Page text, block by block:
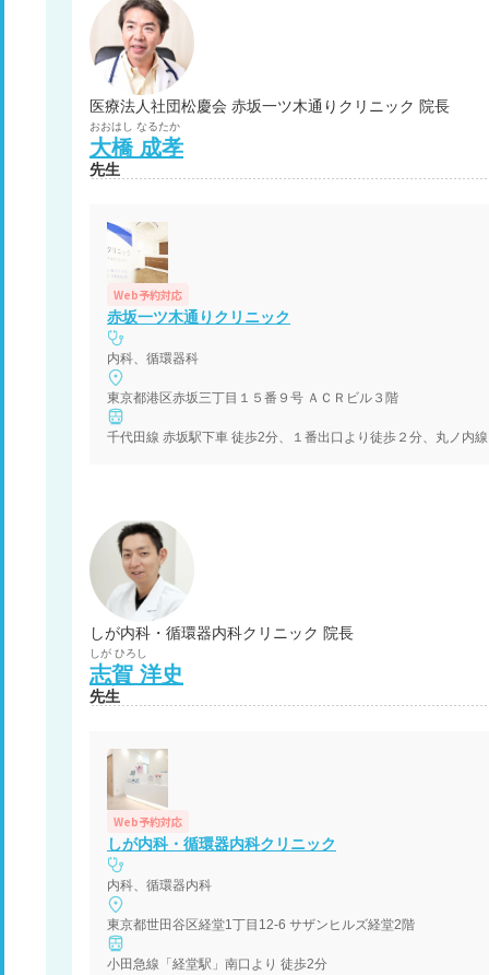
医療法人社団松慶会 赤坂一ツ木通りクリニック 院長
おおはし なるたか
大橋 成孝
先生
Web予約対応
赤坂一ツ木通りクリニック
内科、循環器科
東京都港区赤坂三丁目１５番９号 ＡＣＲビル３階
しが内科・循環器内科クリニック 院長
しが ひろし
志賀 洋史
先生
Web予約対応
しが内科・循環器内科クリニック
内科、循環器内科
東京都世田谷区経堂1丁目12-6 サザンヒルズ経堂2階
小田急線「経堂駅」南口より 徒歩2分